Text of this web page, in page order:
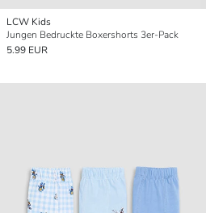
LCW Kids
Jungen Bedruckte Boxershorts 3er-Pack
5.99 EUR